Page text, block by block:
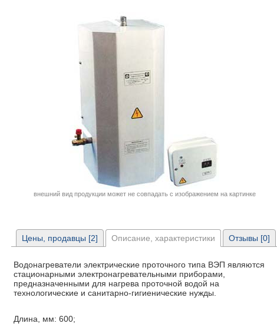
внешний вид продукции может не совпадать с изображением на картинке
Цены, продавцы [2] Описание, характеристики
Водонагреватели электрические проточного типа ВЭП являются
стационарными электронагревательными приборами,
предназначенными для нагрева проточной водой на
технологические и санитарно-гигиенические нужды.
Длина, мм: 600;
Отзывы [0]